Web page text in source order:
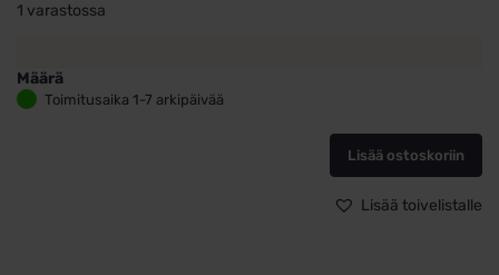
1 varastossa
Määrä
Nomination
Toimitusaika 1-7 arkipäivää
Lisää ostoskoriin
Lisää toivelistalle